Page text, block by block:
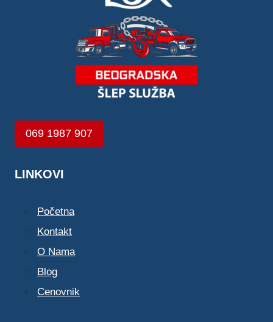
069 1987 907
LINKOVI
Početna
Kontakt
O Nama
Blog
Cenovnik